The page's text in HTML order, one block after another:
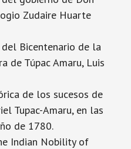
Zudaire Huarte
Bicentenario de la
de Túpac Amaru, Luis
de los sucesos de
Tupac-Amaru, en las
de 1780.
Indian Nobility of